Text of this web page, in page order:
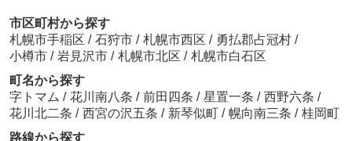
市区町村から探す
札幌市手稲区 / 石狩市 / 札幌市西区 / 勇払郡占冠村 /
小樽市 / 岩見沢市 / 札幌市北区 / 札幌市白石区
町名から探す
字トマム / 花川南八条 / 前田四条 / 星置一条 / 西野六条 /
花川北二条 / 西宮の沢五条 / 新琴似町 / 幌向南三条 / 桂岡町
路線から探す